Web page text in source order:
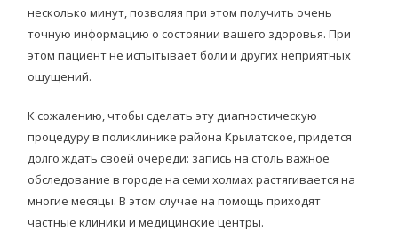
несколько минут, позволяя при этом получить очень
точную информацию о состоянии вашего здоровья. При
этом пациент не испытывает боли и других неприятных
ощущений.
К сожалению, чтобы сделать эту диагностическую
процедуру в поликлинике района Крылатское, придется
долго ждать своей очереди: запись на столь важное
обследование в городе на семи холмах растягивается на
многие месяцы. В этом случае на помощь приходят
частные клиники и медицинские центры.